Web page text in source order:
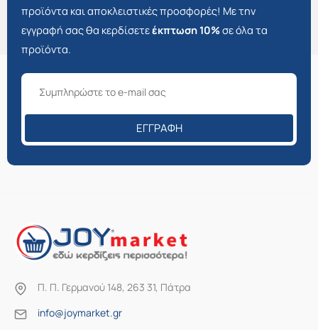
προϊόντα και αποκλειστικές προσφορές! Με την
εγγραφή σας θα κερδίσετεέκπτωση 10%σε όλα τα
προϊόντα.
ΕΓΓΡΑΦΉ
Π. Π. Γερμανού 148, 263 31, Πάτρα
info@joymarket.gr